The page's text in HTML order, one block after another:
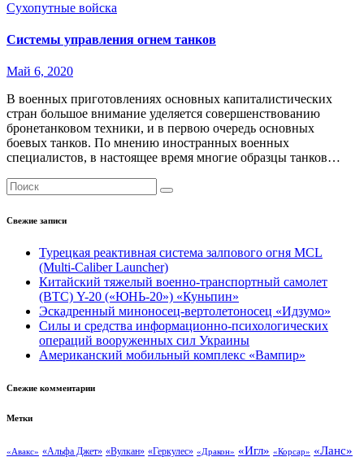
Сухопутные войска
Системы управления огнем танков
Май 6, 2020
В военных приготовлениях основных капиталистических
стран большое внимание уделяется совершенствованию
бронетанковом техники, и в первою очередь основных
боевых танков. По мнению иностранных военных
специалистов, в настоящее время многие образцы танков…
Свежие записи
Турецкая реактивная система залпового огня MCL
(Multi-Caliber Launcher)
Китайский тяжелый военно-транспортный самолет
(BTC) Y-20 («ЮНЬ-20») «Куньпин»
Эскадренный миноносец-вертолетоносец «Идзумо»
Силы и средства информационно-психологических
операций вооруженных сил Украины
Американский мобильный комплекс «Вампир»
Свежие комментарии
Метки
«Авакс» «Альфа Джет» «Вулкан» «Геркулес» «Дракон» «Игл» «Корсар» «Ланс»